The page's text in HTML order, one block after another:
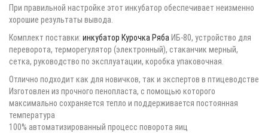
При правильной настройке этот инкубатор обеспечивает неизменно
хорошие результаты вывода.
Комплект поставки: инкубатор Курочка Ряба ИБ-80, устройство для
переворота, терморегулятор (электронный), стаканчик мерный,
сетка, руководство по эксплуатации, коробка упаковочная.
Отлично подходит как для новичков, так и экспертов в птицеводстве
Изготовлен из прочного пенопласта, с помощью которого
максимально сохраняется тепло и поддерживается постоянная
температура
100% автоматизированный процесс поворота яиц